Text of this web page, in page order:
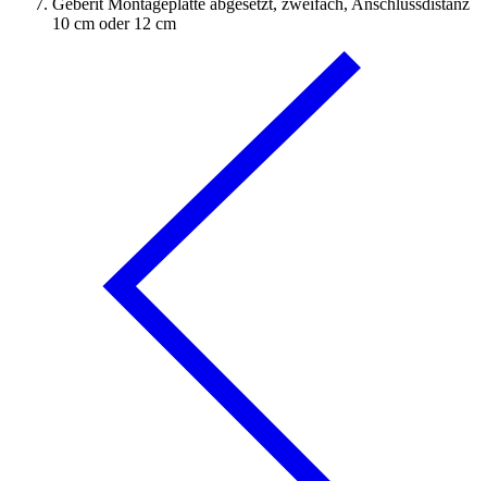
Geberit Montageplatte abgesetzt, zweifach, Anschlussdistanz
10 cm oder 12 cm